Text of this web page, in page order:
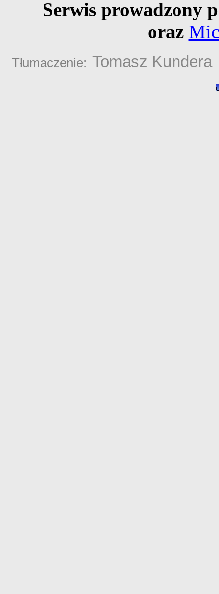
Serwis prowadzony
oraz
Tłumaczenie: Tomasz Kundera